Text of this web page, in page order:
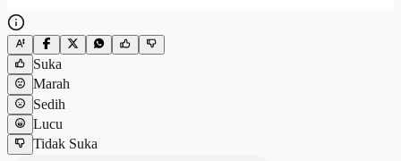
Suka
Marah
Sedih
Lucu
Tidak Suka